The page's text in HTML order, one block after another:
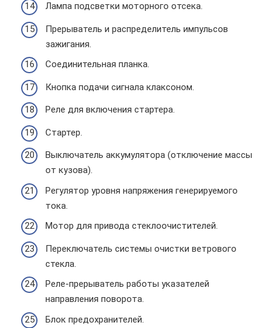
Лампа подсветки моторного отсека.
Прерыватель и распределитель импульсов
зажигания.
Соединительная планка.
Кнопка подачи сигнала клаксоном.
Реле для включения стартера.
Стартер.
Выключатель аккумулятора (отключение массы
от кузова).
Регулятор уровня напряжения генерируемого
тока.
Мотор для привода стеклоочистителей.
Переключатель системы очистки ветрового
стекла.
Реле-прерыватель работы указателей
направления поворота.
Блок предохранителей.